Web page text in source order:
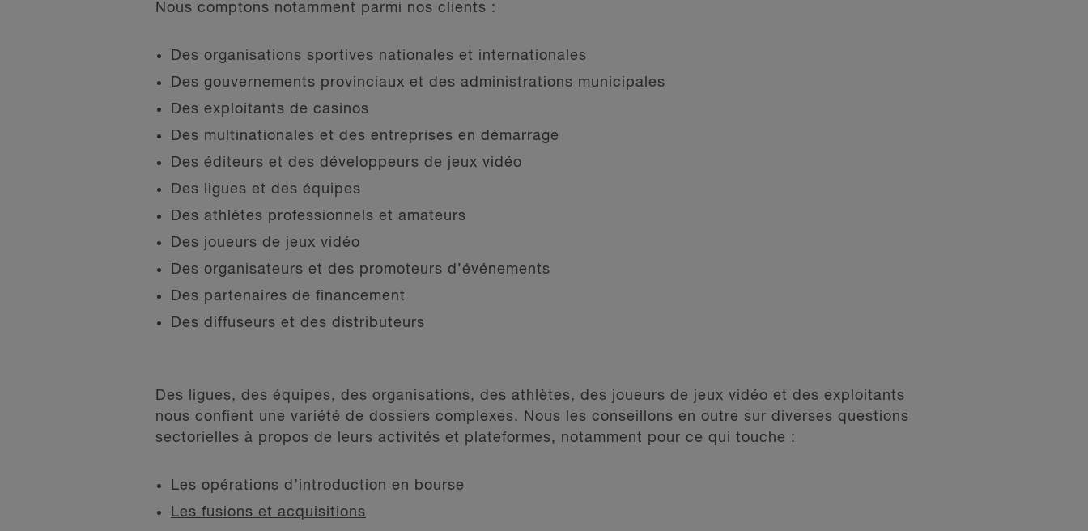
Nous comptons notamment parmi nos clients :
Des organisations sportives nationales et internationales
Des gouvernements provinciaux et des administrations municipales
Des exploitants de casinos
Des multinationales et des entreprises en démarrage
Des éditeurs et des développeurs de jeux vidéo
Des ligues et des équipes
Des athlètes professionnels et amateurs
Des joueurs de jeux vidéo
Des organisateurs et des promoteurs d’événements
Des partenaires de financement
Des diffuseurs et des distributeurs
Des ligues, des équipes, des organisations, des athlètes, des joueurs de jeux vidéo et des exploitants
nous confient une variété de dossiers complexes. Nous les conseillons en outre sur diverses questions
sectorielles à propos de leurs activités et plateformes, notamment pour ce qui touche :
Les opérations d’introduction en bourse
Les fusions et acquisitions